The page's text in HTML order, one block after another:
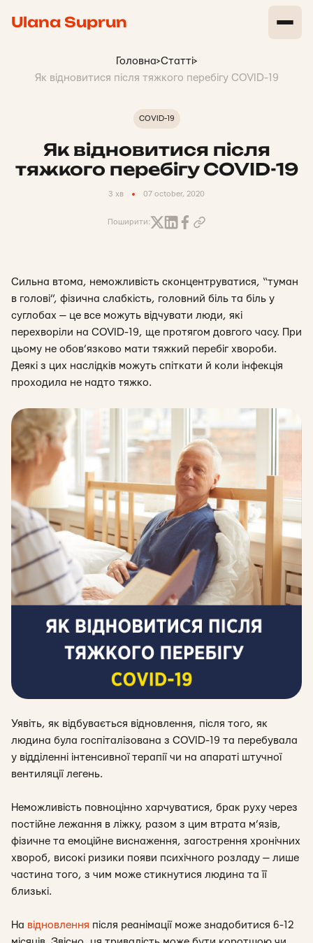
Ulana Suprun
Головна>Статті>
Як відновитися після тяжкого перебігу COVID-19
COVID-19
Як відновитися після
тяжкого перебігу COVID-19
3 хв 07 october, 2020
Поширити:
Сильна втома, неможливість сконцентруватися, “туман
в голові”, фізична слабкість, головний біль та біль у
суглобах — це все можуть відчувати люди, які
перехворіли на COVID-19, ще протягом довгого часу. При
цьому не обов’язково мати тяжкий перебіг хвороби.
Деякі з цих наслідків можуть спіткати й коли інфекція
проходила не надто тяжко.
Уявіть, як відбувається відновлення, після того, як
людина була госпіталізована з COVID-19 та перебувала
у відділенні інтенсивної терапії чи на апараті штучної
вентиляції легень.
Неможливість повноцінно харчуватися, брак руху через
постійне лежання в ліжку, разом з цим втрата м’язів,
фізичне та емоційне виснаження, загострення хронічних
хвороб, високі ризики появи психічного розладу — лише
частина того, з чим може стикнутися людина та її
близькі.
На відновлення після реанімації може знадобитися 6-12